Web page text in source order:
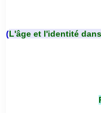
(L'âge et l'identité